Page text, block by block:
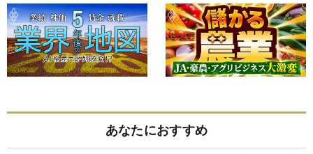
あなたにおすすめ